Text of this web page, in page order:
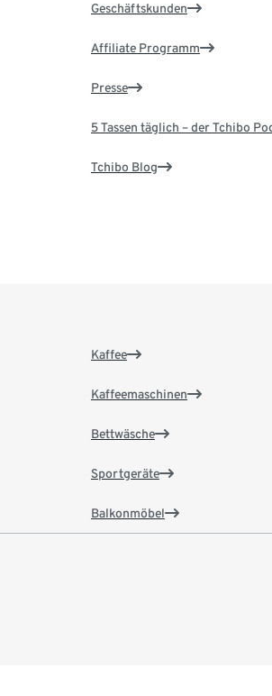
Geschäftskunden
Affiliate Programm
Presse
5 Tassen täglich – der Tchibo
Tchibo Blog
Kaffee
Kaffeemaschinen
Bettwäsche
Sportgeräte
Balkonmöbel